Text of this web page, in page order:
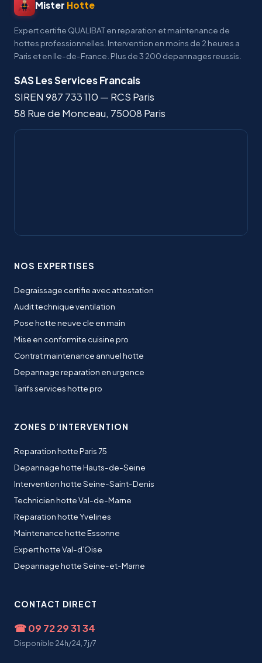
Mister Hotte
Expert certifie QUALIBAT en reparation et maintenance de
hottes professionnelles. Intervention en moins de 2 heures a
Paris et en Ile-de-France. Plus de 3 200 depannages reussis.
SAS Les Services Francais
SIREN 987 733 110 — RCS Paris
58 Rue de Monceau, 75008 Paris
NOS EXPERTISES
Degraissage certifie avec attestation
Audit technique ventilation
Pose hotte neuve cle en main
Mise en conformite cuisine pro
Contrat maintenance annuel hotte
Depannage reparation en urgence
Tarifs services hotte pro
ZONES D’INTERVENTION
Reparation hotte Paris 75
Depannage hotte Hauts-de-Seine
Intervention hotte Seine-Saint-Denis
Technicien hotte Val-de-Marne
Reparation hotte Yvelines
Maintenance hotte Essonne
Expert hotte Val-d’Oise
Depannage hotte Seine-et-Marne
CONTACT DIRECT
☎09 72 29 31 34
Disponible 24h/24, 7j/7